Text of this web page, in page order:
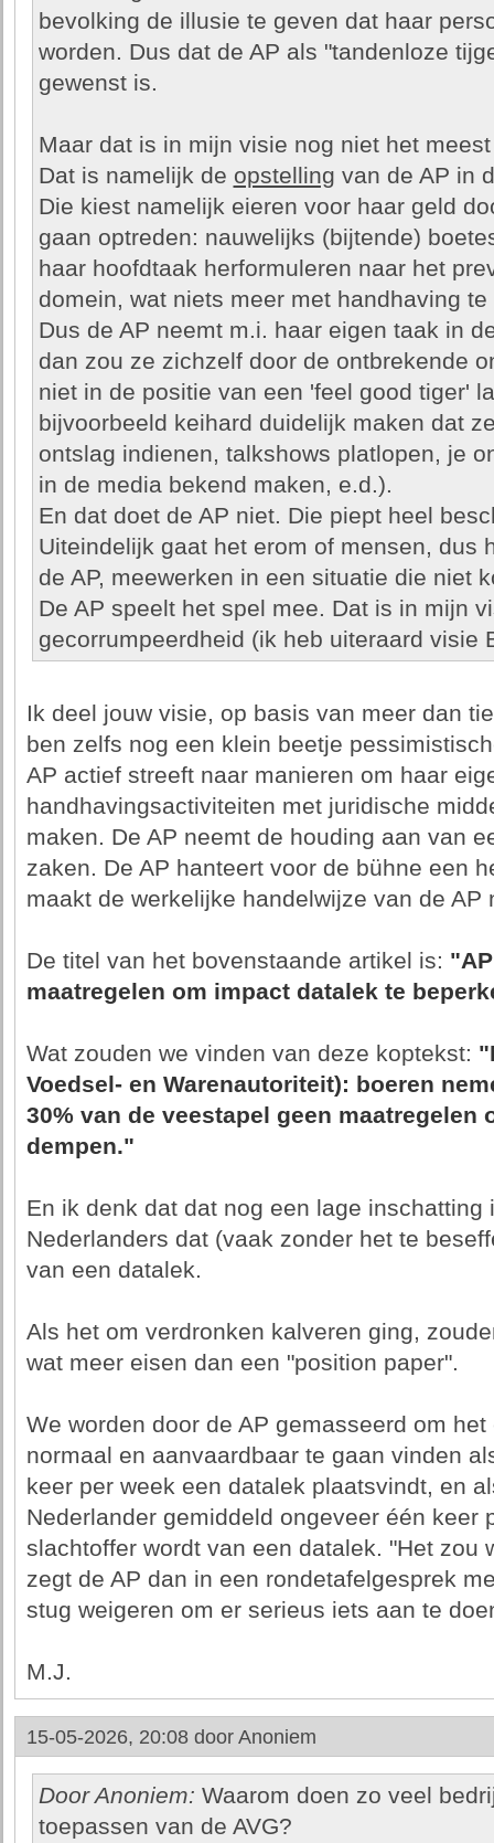
bevolking de illusie te geven dat haar
worden. Dus dat de AP als "tandenloze
gewenst is.
Maar dat is in mijn visie nog niet het
Dat is namelijk de opstelling van de AP in
Die kiest namelijk eieren voor haar geld
gaan optreden: nauwelijks (bijtende)
haar hoofdtaak herformuleren naar het
domein, wat niets meer met handhaving
Dus de AP neemt m.i. haar eigen taak in
dan zou ze zichzelf door de ontbrekende
niet in de positie van een 'feel good tiger'
bijvoorbeeld keihard duidelijk maken dat
ontslag indienen, talkshows platlopen, je
in de media bekend maken, e.d.).
En dat doet de AP niet. Die piept heel
Uiteindelijk gaat het erom of mensen, dus
de AP, meewerken in een situatie die niet
De AP speelt het spel mee. Dat is in mijn
gecorrumpeerdheid (ik heb uiteraard visie
Ik deel jouw visie, op basis van meer dan
ben zelfs nog een klein beetje
AP actief streeft naar manieren om haar
handhavingsactiviteiten met juridische
maken. De AP neemt de houding aan van
zaken. De AP hanteert voor de bühne een
maakt de werkelijke handelwijze van de AP
De titel van het bovenstaande artikel is:
maatregelen om impact datalek te
Wat zouden we vinden van deze koptekst:
Voedsel- en Warenautoriteit): boeren
30% van de veestapel geen maatregelen
dempen."
En ik denk dat dat nog een lage inschatting
Nederlanders dat (vaak zonder het te
van een datalek.
Als het om verdronken kalveren ging,
wat meer eisen dan een "position paper".
We worden door de AP gemasseerd om
normaal en aanvaardbaar te gaan vinden
keer per week een datalek plaatsvindt, en
Nederlander gemiddeld ongeveer één keer
slachtoffer wordt van een datalek. "Het zou
zegt de AP dan in een rondetafelgesprek
stug weigeren om er serieus iets aan te
M.J.
15-05-2026, 20:08 door Anoniem
Door Anoniem: Waarom doen zo veel
toepassen van de AVG?